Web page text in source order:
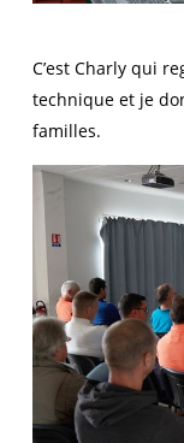
C’est Charly qui
technique et je
familles.